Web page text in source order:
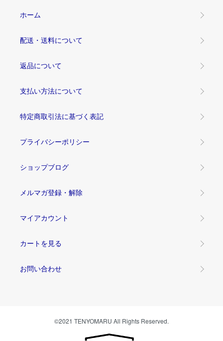
ホーム
配送・送料について
返品について
支払い方法について
特定商取引法に基づく表記
プライバシーポリシー
ショップブログ
メルマガ登録・解除
マイアカウント
カートを見る
お問い合わせ
©2021 TENYOMARU All Rights Reserved.